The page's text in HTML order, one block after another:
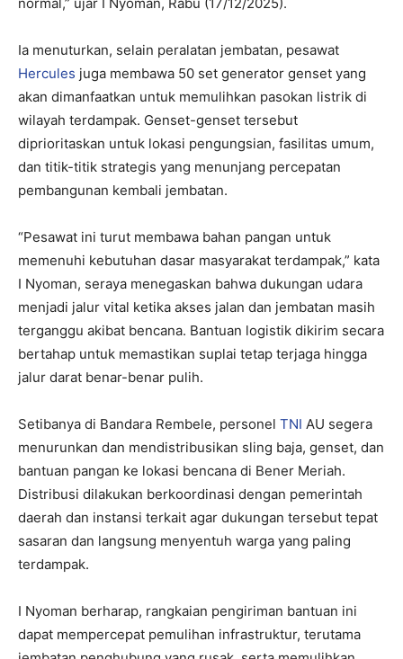
Ia menuturkan, selain peralatan jembatan, pesawat
Hercules juga membawa 50 set generator genset yang
akan dimanfaatkan untuk memulihkan pasokan listrik di
wilayah terdampak. Genset-genset tersebut
diprioritaskan untuk lokasi pengungsian, fasilitas umum,
dan titik-titik strategis yang menunjang percepatan
pembangunan kembali jembatan.​
“Pesawat ini turut membawa bahan pangan untuk
memenuhi kebutuhan dasar masyarakat terdampak,” kata
I Nyoman, seraya menegaskan bahwa dukungan udara
menjadi jalur vital ketika akses jalan dan jembatan masih
terganggu akibat bencana. Bantuan logistik dikirim secara
bertahap untuk memastikan suplai tetap terjaga hingga
jalur darat benar-benar pulih.​
Setibanya di Bandara Rembele, personel TNI AU segera
menurunkan dan mendistribusikan sling baja, genset, dan
bantuan pangan ke lokasi bencana di Bener Meriah.
Distribusi dilakukan berkoordinasi dengan pemerintah
daerah dan instansi terkait agar dukungan tersebut tepat
sasaran dan langsung menyentuh warga yang paling
terdampak.​
I Nyoman berharap, rangkaian pengiriman bantuan ini
dapat mempercepat pemulihan infrastruktur, terutama